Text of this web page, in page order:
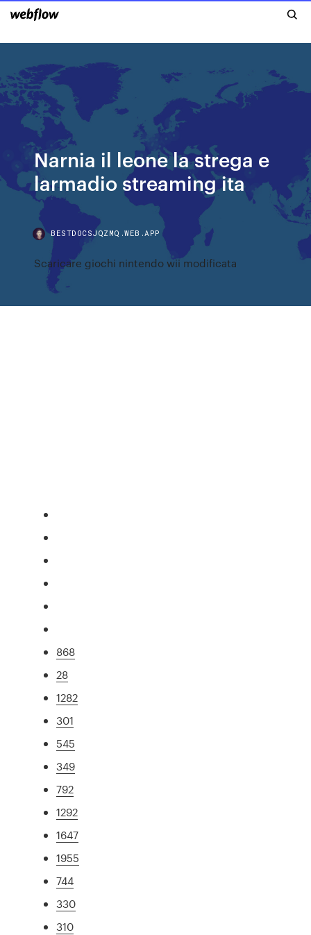
Narnia il leone la strega e
larmadio streaming ita
BESTDOCSJQZMQ.WEB.APP
Scaricare giochi nintendo wii modificata
868
28
1282
301
545
349
792
1292
1647
1955
744
330
310